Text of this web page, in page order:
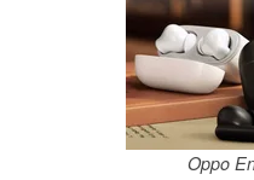
Oppo